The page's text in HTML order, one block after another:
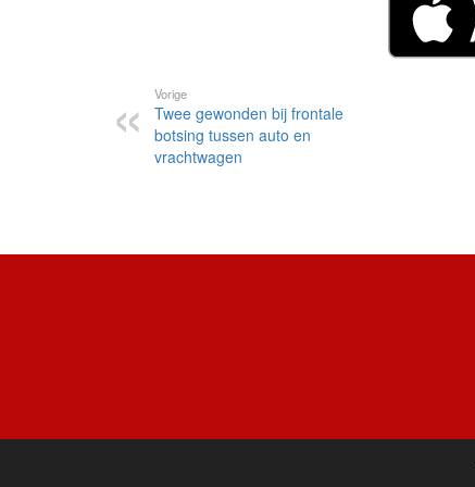
Vorige
Twee gewonden bij frontale
botsing tussen auto en
vrachtwagen